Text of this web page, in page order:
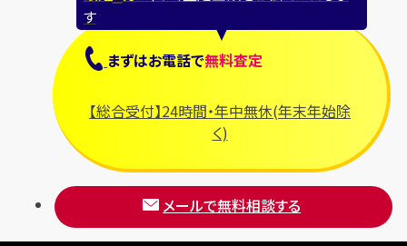
す
まずはお電話で無料査定
【総合受付】24時間・年中無休(年末年始除
く)
メールで無料相談する